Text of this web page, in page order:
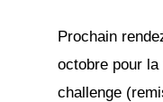
Prochain
octobre pour
challenge